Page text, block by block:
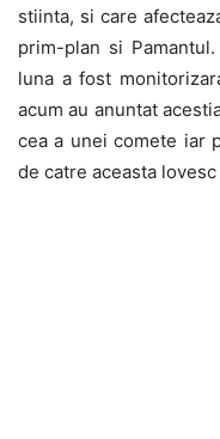
stiinta, si care
prim-plan si
luna a fost
acum au anuntat
cea a unei comete iar
de catre aceasta